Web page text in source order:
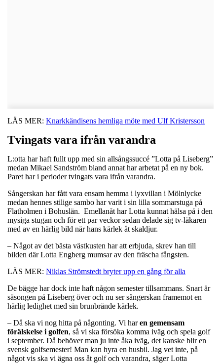
LÄS MER: Knarkkändisens hemliga möte med Ulf Kristersson
Tvingats vara ifrån varandra
L:otta har haft fullt upp med sin allsångssuccé ”Lotta på Liseberg”
medan Mikael Sandström bland annat har arbetat på en ny bok.
Paret har i perioder tvingats vara ifrån varandra.
Sångerskan har fått vara ensam hemma i lyxvillan i Mölnlycke
medan hennes stilige sambo har varit i sin lilla sommarstuga på
Flatholmen i Bohuslän. Emellanåt har Lotta kunnat hälsa på i den
mysiga stugan och för ett par veckor sedan delade sig tv-läkaren
med av en härlig bild när hans kärlek åt skaldjur.
– Något av det bästa västkusten har att erbjuda, skrev han till
bilden där Lotta Engberg mumsar av den fräscha fångsten.
LÄS MER: Niklas Strömstedt bryter upp en gång för alla
De bägge har dock inte haft någon semester tillsammans. Snart är
säsongen på Liseberg över och nu ser sångerskan framemot en
härlig ledighet med sin brunbrände kärlek.
– Då ska vi nog hitta på någonting. Vi haren gemensam
förälskelse i golfen, så vi ska försöka komma iväg och spela golf
i september. Då behöver man ju inte åka iväg, det kanske blir en
svensk golfsemester! Man kan hyra en husbil. Jag vet inte, på
något vis ska vi ägna oss åt golf och varandra, säger Lotta